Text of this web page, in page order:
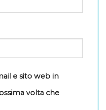
e sito web in
volta che